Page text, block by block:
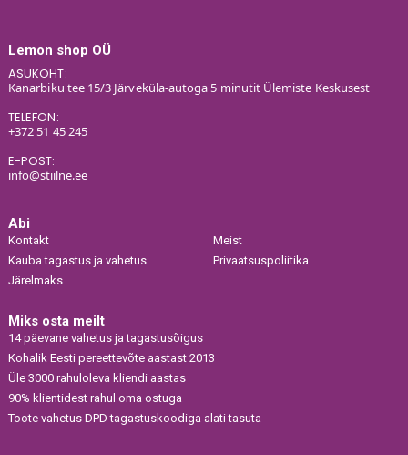
Lemon shop OÜ
ASUKOHT:
Kanarbiku tee 15/3 Järveküla-autoga 5 minutit Ülemiste Keskusest
TELEFON:
+372 51 45 245
E-POST:
info@stiilne.ee
Abi
Kontakt
Kauba tagastus ja vahetus
Järelmaks
Meist
Privaatsuspoliitika
Miks osta meilt
14 päevane vahetus ja tagastusõigus
Kohalik Eesti pereettevõte aastast 2013
Üle 3000 rahuloleva kliendi aastas
90% klientidest rahul oma ostuga
Toote vahetus DPD tagastuskoodiga alati tasuta